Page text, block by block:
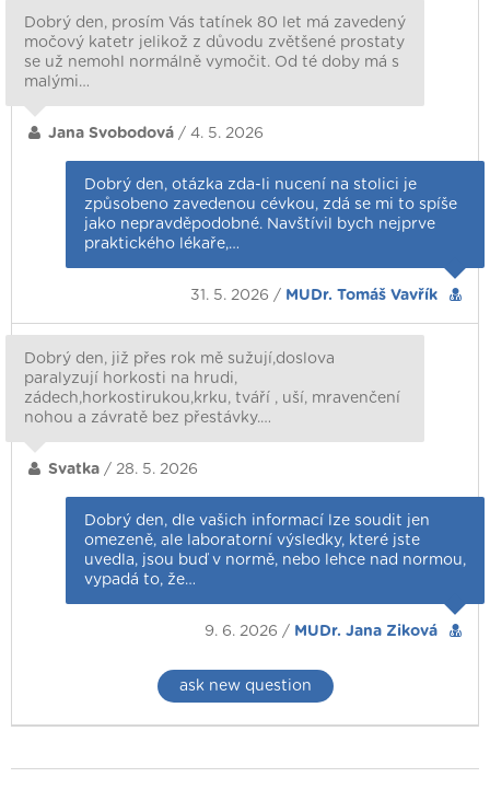
Dobrý den, prosím Vás tatínek 80 let má zavedený
močový katetr jelikož z důvodu zvětšené prostaty
se už nemohl normálně vymočit. Od té doby má s
malými…
Jana Svobodová / 4. 5. 2026
Dobrý den, otázka zda-li nucení na stolici je
způsobeno zavedenou cévkou, zdá se mi to spíše
jako nepravděpodobné. Navštívil bych nejprve
praktického lékaře,…
31. 5. 2026 / MUDr. Tomáš Vavřík
Dobrý den, již přes rok mě sužují,doslova
paralyzují horkosti na hrudi,
zádech,horkostirukou,krku, tváří , uší, mravenčení
nohou a závratě bez přestávky.…
Svatka / 28. 5. 2026
Dobrý den, dle vašich informací lze soudit jen
omezeně, ale laboratorní výsledky, které jste
uvedla, jsou buď v normě, nebo lehce nad normou,
vypadá to, že…
9. 6. 2026 / MUDr. Jana Ziková
ask new question